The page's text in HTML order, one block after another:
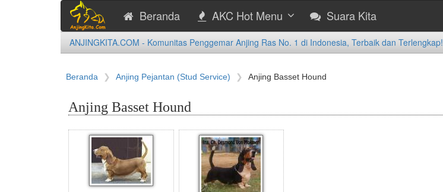
Beranda AKC Hot Menu Suara Kita
ANJINGKITA.COM - Komunitas Penggemar Anjing Ras No. 1 di Indonesia, Terbaik dan Terlengkap!
Beranda Anjing Pejantan (Stud Service) Anjing Basset Hound
Anjing Basset Hound